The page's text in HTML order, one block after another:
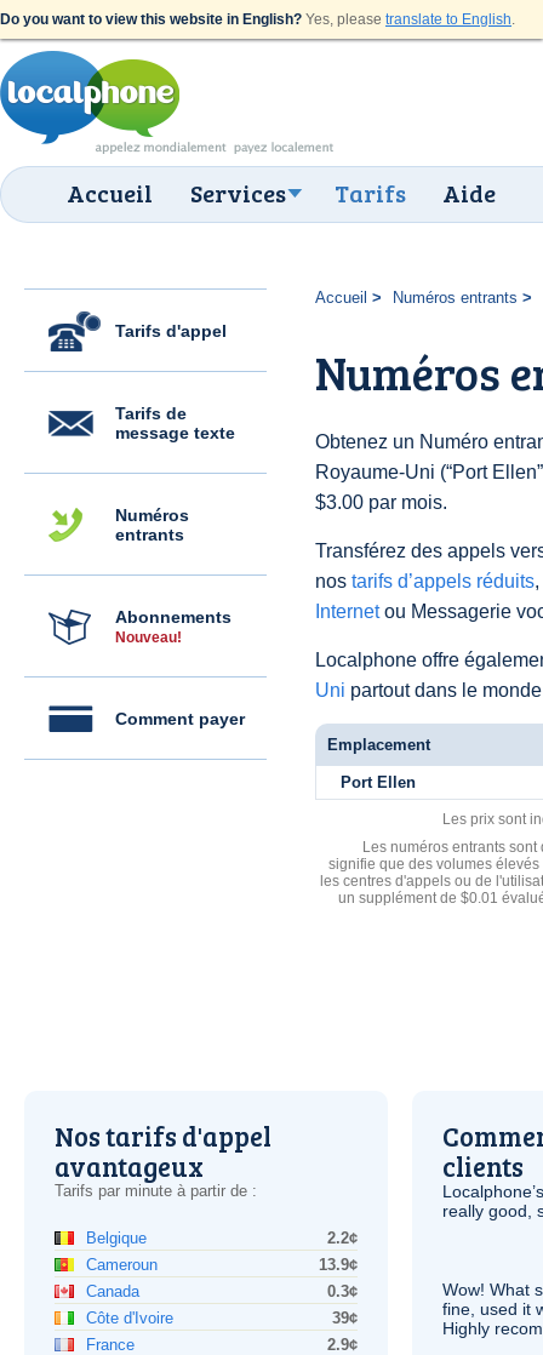
Do you want to view this website in English? Yes, please translate to English.
Accueil Services Tarifs Aide
Tarifs d'appel
Tarifs de
message texte
Numéros
entrants
Abonnements
Nouveau!
Comment payer
Accueil Numéros entrants
Numéros
Obtenez un Numéro
Royaume-Uni (“Port
$3.00 par mois.
Transférez des appels
nos tarifs d’appels réduits
Internetou Messagerie
Localphone offre
Uni partout dans le
Emplacement
Port Ellen
Les prix sont
Les numéros entrants
signifie que des volumes
les centres d'appels ou de
un supplément de $0.01
Nos tarifs d'appel
avantageux
Tarifs par minute à partir de :
Belgique
2.2¢
Cameroun
13.9¢
Canada
0.3¢
Côte d'Ivoire
39¢
France
2.9¢
clients
really good,
Wow! What
fine, used it
Highly